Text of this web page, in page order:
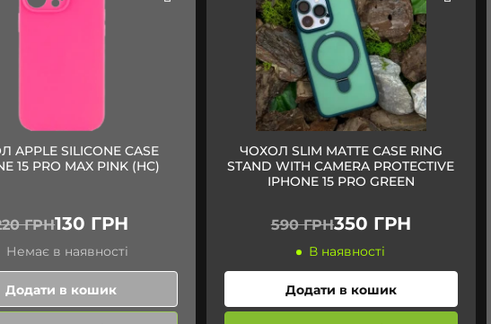
APPLE SILICONE CASE
15 PRO MAX PINK (HC)
ГРН130 ГРН
Немає в наявності
Додати в кошик
ЧОХОЛ SLIM MATTE CASE RING
STAND WITH CAMERA PROTECTIVE
IPHONE 15 PRO GREEN
590 ГРН350 ГРН
В наявності
Додати в кошик